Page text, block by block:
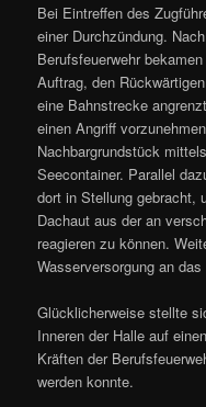
Bei Eintreffen des
einer Durchzündung.
Berufsfeuerwehr
Auftrag, den
eine Bahnstrecke
einen Angriff
Nachbargrundstück
Seecontainer. Parallel
dort in Stellung gebracht,
Dachaut aus der an
reagieren zu können.
Wasserversorgung an
Glücklicherweise stellte
Inneren der Halle auf
Kräften der
werden konnte.